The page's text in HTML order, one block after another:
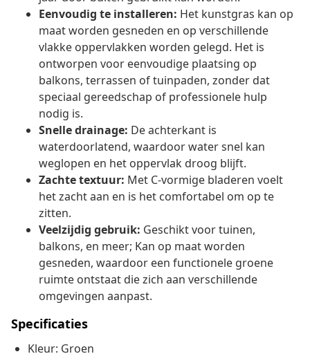
Eenvoudig te installeren: Het kunstgras kan op
maat worden gesneden en op verschillende
vlakke oppervlakken worden gelegd. Het is
ontworpen voor eenvoudige plaatsing op
balkons, terrassen of tuinpaden, zonder dat
speciaal gereedschap of professionele hulp
nodig is.
Snelle drainage: De achterkant is
waterdoorlatend, waardoor water snel kan
weglopen en het oppervlak droog blijft.
Zachte textuur: Met C-vormige bladeren voelt
het zacht aan en is het comfortabel om op te
zitten.
Veelzijdig gebruik: Geschikt voor tuinen,
balkons, en meer; Kan op maat worden
gesneden, waardoor een functionele groene
ruimte ontstaat die zich aan verschillende
omgevingen aanpast.
Specificaties
Kleur: Groen